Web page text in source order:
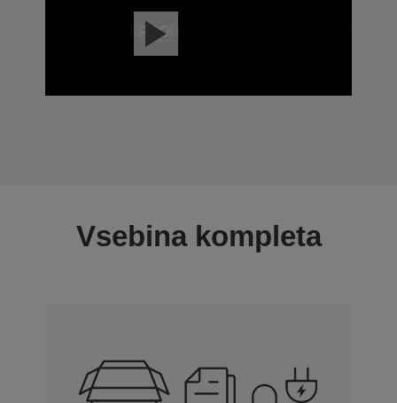
Vsebina kompleta